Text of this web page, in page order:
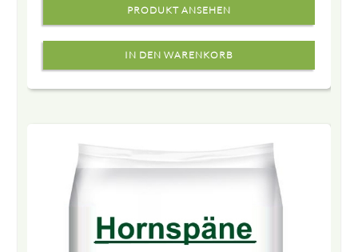
PRODUKT ANSEHEN